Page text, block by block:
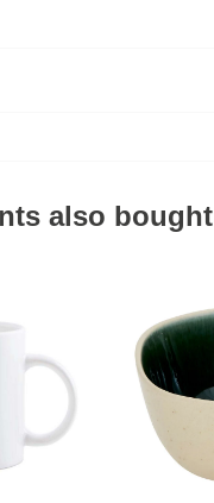
also bought